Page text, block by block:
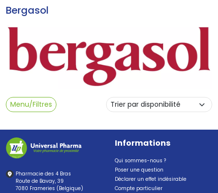
Bergasol
Menu/Filtres
Pharmacie des 4 Bras
Route de Bavay, 39
7080 Frameries (Belgique)
Informations
Qui sommes-nous ?
Poser une question
Déclarer un effet indésirable
Compte particulier